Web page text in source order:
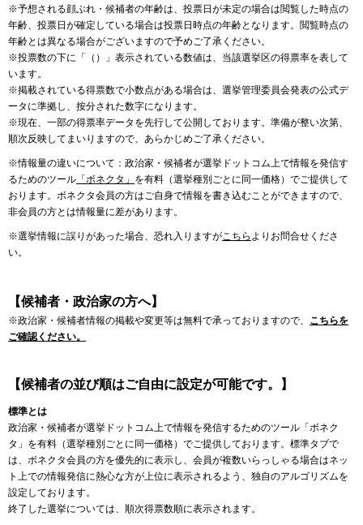
※予想される顔ぶれ・候補者の年齢は、投票日が未定の場合は閲覧した時点の
年齢、投票日が確定している場合は投票日時点の年齢となります。閲覧時点の
年齢とは異なる場合がございますので予めご了承ください。
※投票数の下に「（）」表示されている数値は、当該選挙区の得票率を表して
います。
※掲載されている得票数で小数点がある場合は、選挙管理委員会発表の公式デ
ータに準拠し、按分された数字になります。
※現在、一部の得票率データを先行して公開しております。準備が整い次第、
順次反映してまいりますので、あらかじめご了承ください。
※情報量の違いについて：政治家・候補者が選挙ドットコム上で情報を発信す
るためのツール 「ボネクタ」 を有料（選挙種別ごとに同一価格）でご提供して
おります。ボネクタ会員の方はご自身で情報を書き込むことができますので、
非会員の方とは情報量に差があります。
※選挙情報に誤りがあった場合、恐れ入りますがこちら よりお問合せくださ
い。
【候補者・政治家の方へ】
※政治家・候補者情報の掲載や変更等は無料で承っておりますので、 こちらを
ご確認ください。
【候補者の並び順はご自由に設定が可能です。】
標準とは
政治家・候補者が選挙ドットコム上で情報を発信するためのツール「ボネク
タ」を有料（選挙種別ごとに同一価格）でご提供しております。標準タブで
は、ボネクタ会員の方を優先的に表示し、会員が複数いらっしゃる場合はネッ
ト上での情報発信に熱心な方が上位に表示されるよう、独自のアルゴリズムを
設定しております。
終了した選挙については、順次得票数順に表示されます。